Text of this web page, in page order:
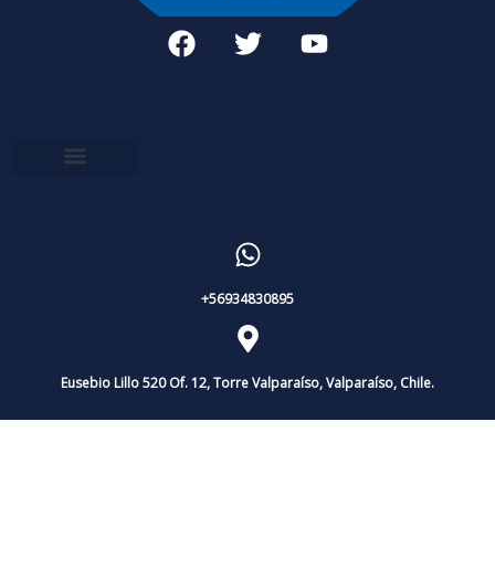
+56934830895
Eusebio Lillo 520 Of. 12, Torre Valparaíso, Valparaíso, Chile.